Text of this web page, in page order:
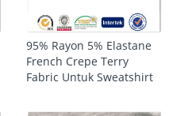
95% Rayon 5% Elastane
French Crepe Terry
Fabric Untuk Sweatshirt